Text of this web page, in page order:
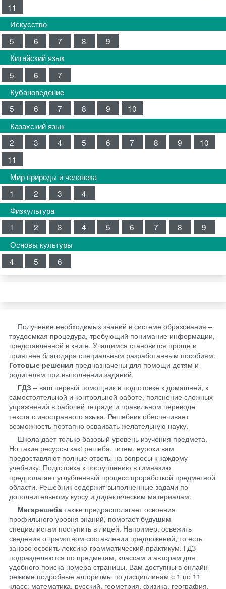
11
Искусство
5
6 7 8
9
Китайский язык
5
6
7
Кубановедение
5
6 7 8 9
10
Казахский язык
2
3 4 5 6 7 8 9
10
11
Мир природы и человека
1
2 3
4
Физкультура
1
2 3 4 5 6 7 8
9
Основы культуры
4
5 6
Получение необходимых знаний в системе образования –
трудоемкая процедура, требующий понимание информации,
представленной в книге. Учащимся становится проще и
приятнее благодаря специальным разработанным пособиям.
Готовые решения предназначены для помощи детям и
родителям при выполнении заданий.
ГДЗ – ваш первый помощник в подготовке к домашней, к
самостоятельной и контрольной работе, пояснение сложных
упражнений в рабочей тетради и правильном переводе
текста с иностранного языка. Решебник обеспечивает
возможность поэтапно осваивать желательную науку.
Школа дает только базовый уровень изучения предмета.
Но такие ресурсы как: решеба, гитем, еуроки вам
предоставляют полные ответы на вопросы к каждому
учебнику. Подготовка к поступлению в гимназию
предполагает углубленный процесс проработкой предметной
области. Решебник содержит выполненные задачи по
дополнительному курсу и дидактическим материалам.
Мегарешебатакже предрасполагает освоения
профильного уровня знаний, помогает будущим
специалистам поступить в лицей. Например, освежить
сведения о грамотном составлении предложений, то есть
заново освоить лексико-грамматический практикум. ГДЗ
подразделяются по предметам, классам и авторам для
удобного поиска номера страницы. Вам доступны в онлайн
режиме подробные алгоритмы по дисциплинам с 1 по 11
класс: математика, русский, геометрия, физика, география,